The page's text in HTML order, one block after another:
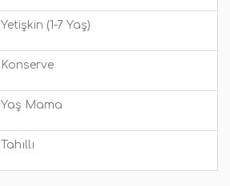
Yetişkin (1-7 Yaş)
Konserve
Yaş Mama
Tahıllı